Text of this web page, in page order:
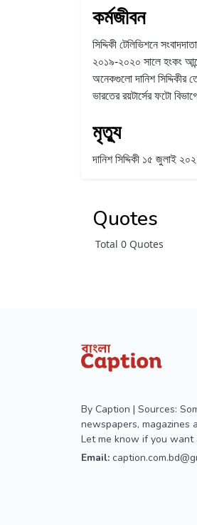
কর্মজীবন
সিদ্দিকী টেলিভিশনে
২০১৯-২০২০ সালে হংকং
অনেকগুলো দানিশ সিদ্দিকীর
ভারতের রয়টার্সের ফটো
মৃত্যু
দানিশ সিদ্দিকী ১৫ জুলাই
Quotes
Total 0 Quotes
By Caption | Sources:
newspapers, magazines
Let me know if you want
Email: